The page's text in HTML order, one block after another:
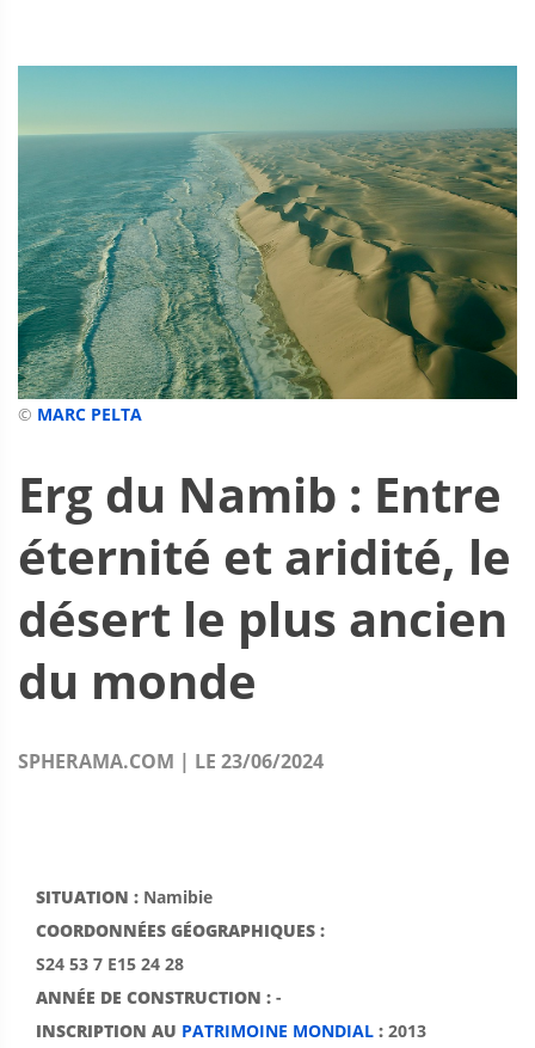
© MARC PELTA
Erg du Namib : Entre
éternité et aridité, le
désert le plus ancien
du monde
SPHERAMA.COM | LE 23/06/2024
SITUATION : Namibie
COORDONNÉES GÉOGRAPHIQUES :
S24 53 7 E15 24 28
ANNÉE DE CONSTRUCTION : -
INSCRIPTION AU PATRIMOINE MONDIAL : 2013